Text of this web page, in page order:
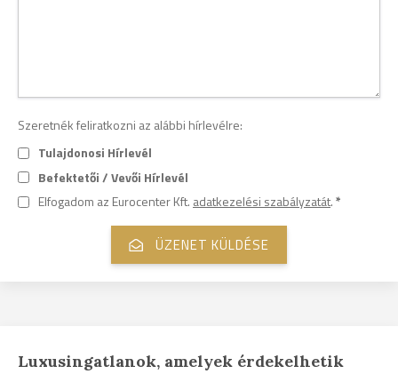
Szeretnék feliratkozni az alábbi hírlevélre:
Tulajdonosi Hírlevél
Befektetői / Vevői Hírlevél
Elfogadom az Eurocenter Kft. adatkezelési szabályzatát.*
Luxusingatlanok, amelyek érdekelhetik